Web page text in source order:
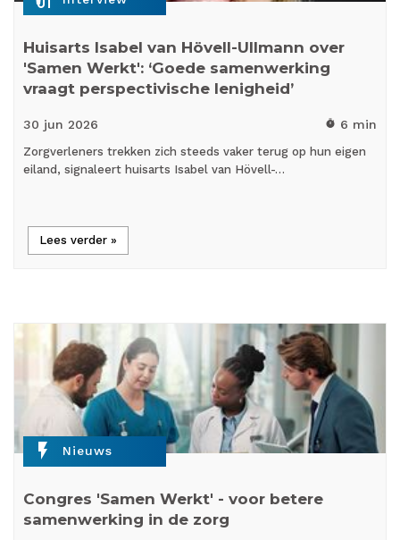
Huisarts Isabel van Hövell-Ullmann over
'Samen Werkt': ‘Goede samenwerking
vraagt perspectivische lenigheid’
30 jun 2026 timer 6 min
Zorgverleners trekken zich steeds vaker terug op hun eigen
eiland, signaleert huisarts Isabel van Hövell-…
Lees verder »
flash_on Nieuws
Congres 'Samen Werkt' - voor betere
samenwerking in de zorg